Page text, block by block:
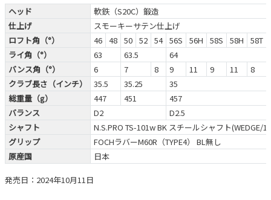
ヘッド
軟鉄（S20C）鍛造
仕上げ
スモーキーサテン仕上げ
ロフト角（°）
46 48 50 52 54 56S 56H 58S 58H 58T
ライ角（°）
63 63.5
64
バンス角（°）
6 7 8 9 11 9 11
8
クラブ長さ（インチ）
35.5 35.25
35
総重量（g）
447 451
457
バランス
D2
D2.5
シャフト
N.S.PRO TS-101w BK スチールシャフト(WEDGE/
グリップ
FOCHラバーM60R（TYPE4） BL無し
原産国
日本
発売日：2024年10月11日